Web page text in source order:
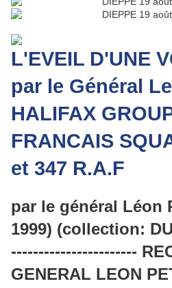
L'EVEIL D'UNE
par le Général
HALIFAX
FRANCAIS
et 347 R.A.F
par le général Léon
1999) (collection:
-----------------------
GENERAL LEON